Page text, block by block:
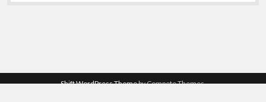
Shift WordPress Themeby Compete Themes.